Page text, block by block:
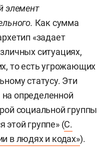
элемент
Как сумма
«задает
ситуациях,
то есть угрожающих
статусу. Эти
определенной
социальной группы
этой группе» (С.
в людях и кодах»).